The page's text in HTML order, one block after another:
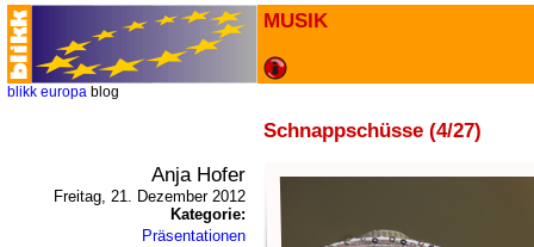
MUSIK
blikk europa blog
Schnappschüsse (4/27)
Anja Hofer
Freitag, 21. Dezember 2012
Kategorie:
Präsentationen